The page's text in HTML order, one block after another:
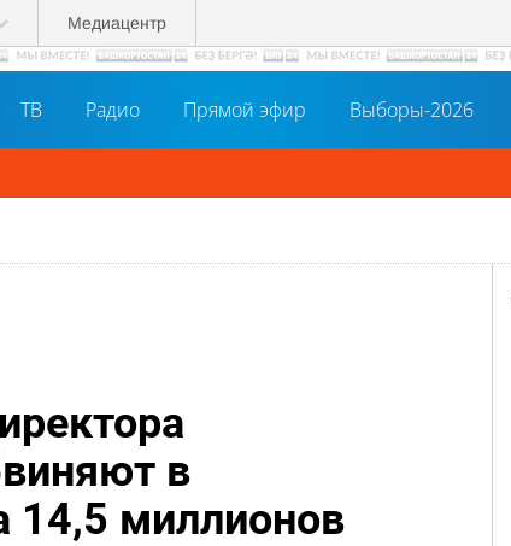
Медиацентр
ТВ Радио Прямой эфир Выборы-2026
в
14,5 миллионов